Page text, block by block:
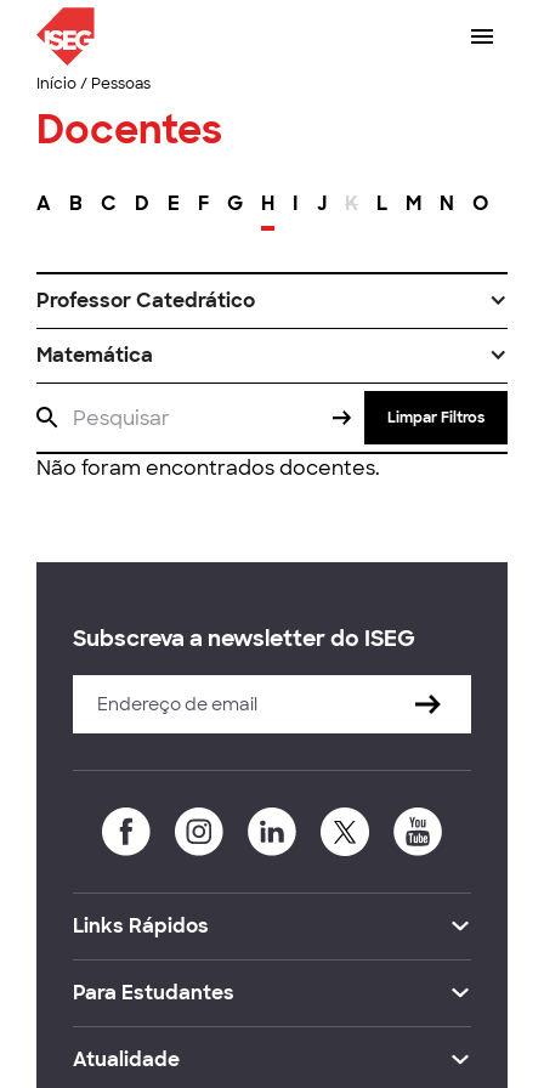
Início/ Pessoas
Docentes
A B C D E F G H I J K L M N O
Professor Catedrático
Matemática
Limpar Filtros
Não foram encontrados docentes.
Subscreva a newsletter do ISEG
Links Rápidos
Para Estudantes
Atualidade